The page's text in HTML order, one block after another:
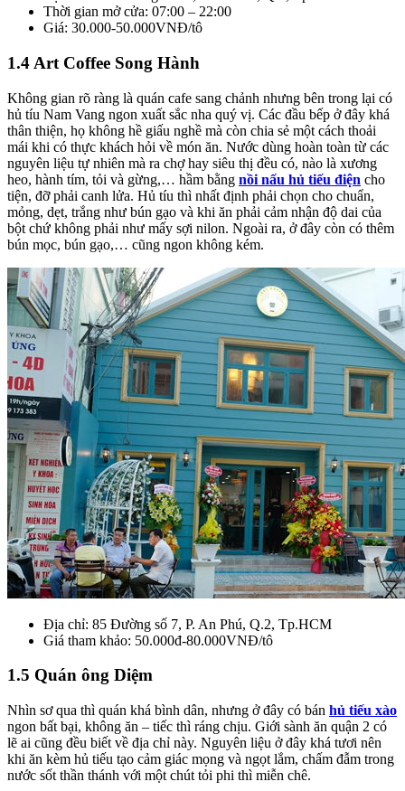
Thời gian mở cửa: 07:00 – 22:00
Giá: 30.000-50.000VNĐ/tô
1.4 Art Coffee Song Hành
Không gian rõ ràng là quán cafe sang chảnh nhưng bên trong lại có
hủ tíu Nam Vang ngon xuất sắc nha quý vị. Các đầu bếp ở đây khá
thân thiện, họ không hề giấu nghề mà còn chia sẻ một cách thoải
mái khi có thực khách hỏi về món ăn. Nước dùng hoàn toàn từ các
nguyên liệu tự nhiên mà ra chợ hay siêu thị đều có, nào là xương
heo, hành tím, tỏi và gừng,… hầm bằng nồi nấu hủ tiếu điện cho
tiện, đỡ phải canh lửa. Hủ tíu thì nhất định phải chọn cho chuẩn,
mỏng, dẹt, trắng như bún gạo và khi ăn phải cảm nhận độ dai của
bột chứ không phải như mấy sợi nilon. Ngoài ra, ở đây còn có thêm
bún mọc, bún gạo,… cũng ngon không kém.
Địa chỉ: 85 Đường số 7, P. An Phú, Q.2, Tp.HCM
Giá tham khảo: 50.000đ-80.000VNĐ/tô
1.5 Quán ông Diệm
Nhìn sơ qua thì quán khá bình dân, nhưng ở đây có bán hủ tiếu xào
ngon bất bại, không ăn – tiếc thì ráng chịu. Giới sành ăn quận 2 có
lẽ ai cũng đều biết về địa chỉ này. Nguyên liệu ở đây khá tươi nên
khi ăn kèm hủ tiếu tạo cảm giác mọng và ngọt lắm, chấm đẫm trong
nước sốt thần thánh với một chút tỏi phi thì miễn chê.